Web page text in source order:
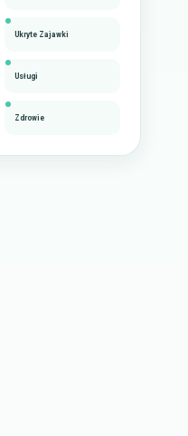
Ukryte Zajawki
Usługi
Zdrowie